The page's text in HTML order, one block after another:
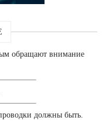
обращают внимание
должны быть.